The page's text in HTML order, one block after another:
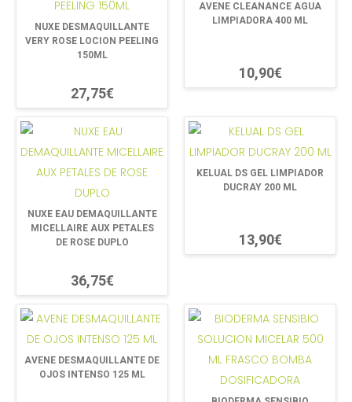
NUXE DESMAQUILLANTE
VERY ROSE LOCION PEELING
150ML
27,75€
AVENE CLEANANCE AGUA
LIMPIADORA 400 ML
10,90€
NUXE EAU DEMAQUILLANTE
MICELLAIRE AUX PETALES
DE ROSE DUPLO
36,75€
KELUAL DS GEL LIMPIADOR
DUCRAY 200 ML
13,90€
AVENE DESMAQUILLANTE DE
OJOS INTENSO 125 ML